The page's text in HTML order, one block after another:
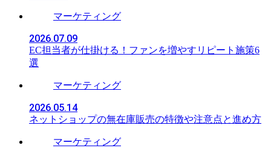
マーケティング
2026.07.09
EC担当者が仕掛ける！ファンを増やすリピート施策6
選
マーケティング
2026.05.14
ネットショップの無在庫販売の特徴や注意点と進め方
マーケティング